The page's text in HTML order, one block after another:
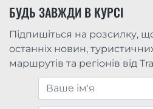
БУДЬ ЗАВЖДИ В КУРСІ
Підпишіться на розсилку,
останніх новин,
маршрутів та регіонів від